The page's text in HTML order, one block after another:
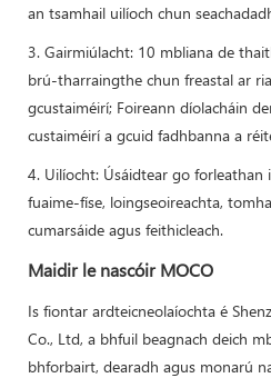
an tsamhail uilíoch chun
3. Gairmiúlacht: 10 mbliana de
brú-tharraingthe chun freastal ar
gcustaiméirí; Foireann díolacháin
custaiméirí a gcuid fadhbanna a
4. Uilíocht: Úsáidtear go forleathan
fuaime-físe, loingseoireachta,
cumarsáide agus feithicleach.
Maidir le nascóir MOCO
Is fiontar ardteicneolaíochta é
Co., Ltd, a bhfuil beagnach deich
bhforbairt, dearadh agus monarú